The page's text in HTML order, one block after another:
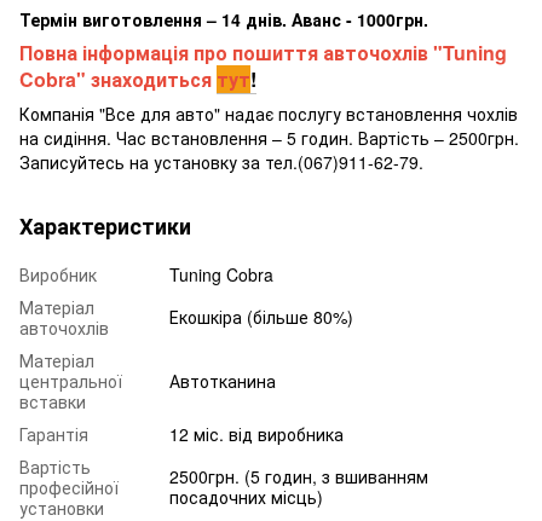
Термін виготовлення – 14 днів. Аванс - 1000грн.
Повна інформація про пошиття авточохлів "Tuning
Cobra" знаходиться тут!
Компанія "Все для авто" надає послугу встановлення чохлів
на сидіння. Час встановлення – 5 годин. Вартість – 2500грн.
Записуйтесь на установку за тел.(067)911-62-79.
Характеристики
Виробник
Tuning Cobra
Матеріал
авточохлів
Екошкіра (більше 80%)
Матеріал
центральної
вставки
Автотканина
Гарантія
12 міс. від виробника
Вартість
професійної
установки
2500грн. (5 годин, з вшиванням
посадочних місць)